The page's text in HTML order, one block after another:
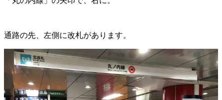
通路の先、左側に改札があります。